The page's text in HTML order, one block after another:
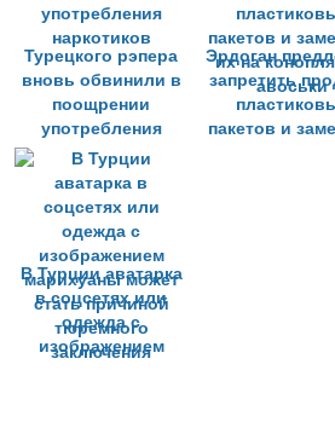
Турецкого рэпера
вновь обвинили в
поощрении
употребления
наркотиков
Эрдоган
запретить
пакетов и
В Турции аватарка
в соцсетях или
одежда с
изображением